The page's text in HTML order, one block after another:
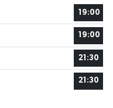
19:00
19:00
21:30
21:30